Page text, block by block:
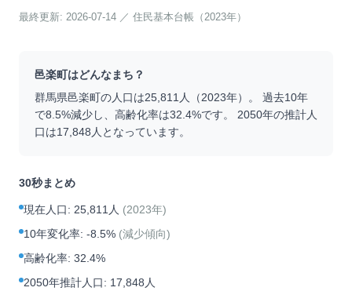
最終更新: 2026-07-14 ／ 住民基本台帳（2023年）
邑楽町はどんなまち？
群馬県邑楽町の人口は25,811 人（2023年）。 過去10年
で8.5%減少し、高齢化率は32.4%です。 2050年の推計人
口は17,848 人となっています。
30秒まとめ
現在人口: 25,811人 (2023年)
10年変化率: -8.5% (減少傾向)
高齢化率: 32.4%
2050年推計人口: 17,848人